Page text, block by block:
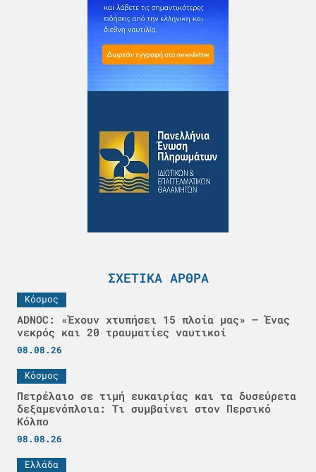
ΣΧΕΤΙΚΆ ΆΡΘΡΑ
Κόσμος
ADNOC: «Έχουν χτυπήσει 15 πλοία μας» – Ένας
νεκρός και 20 τραυματίες ναυτικοί
08.08.26
Κόσμος
Πετρέλαιο σε τιμή ευκαιρίας και τα δυσεύρετα
δεξαμενόπλοια: Τι συμβαίνει στον Περσικό
Κόλπο
08.08.26
Ελλάδα